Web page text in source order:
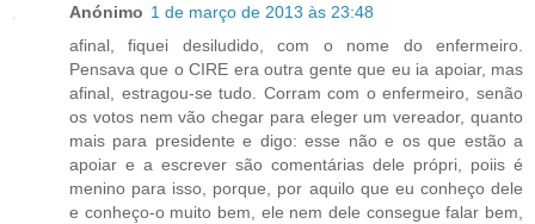
Anónimo 1 de março de 2013 às 23:48
afinal, fiquei desiludido, com o nome do enfermeiro.
Pensava que o CIRE era outra gente que eu ia apoiar, mas
afinal, estragou-se tudo. Corram com o enfermeiro, senão
os votos nem vão chegar para eleger um vereador, quanto
mais para presidente e digo: esse não e os que estão a
apoiar e a escrever são comentárias dele própri, poiis é
menino para isso, porque, por aquilo que eu conheço dele
e conheço-o muito bem, ele nem dele consegue falar bem,